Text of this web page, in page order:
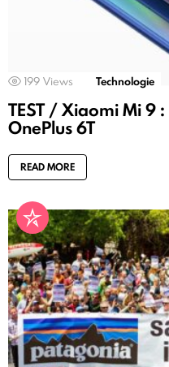
199 Views Technologie
TEST / Xiaomi Mi 9
OnePlus 6T
READ MORE